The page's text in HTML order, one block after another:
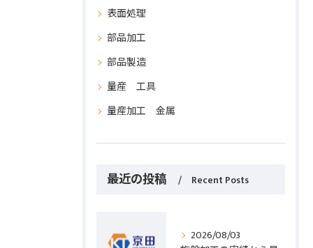
表面処理
部品加工
部品製造
量産 工具
量産加工 金属
最近の投稿 Recent Posts
2026/08/03